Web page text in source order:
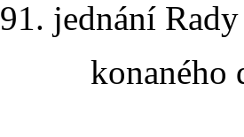
91. jednání
konaného